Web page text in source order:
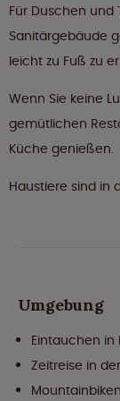
Für Duschen und
Sanitärgebäude
leicht zu Fuß zu
Wenn Sie keine
gemütlichen
Küche genießen.
Haustiere sind in
Umgebung
Eintauchen
Zeitreise in